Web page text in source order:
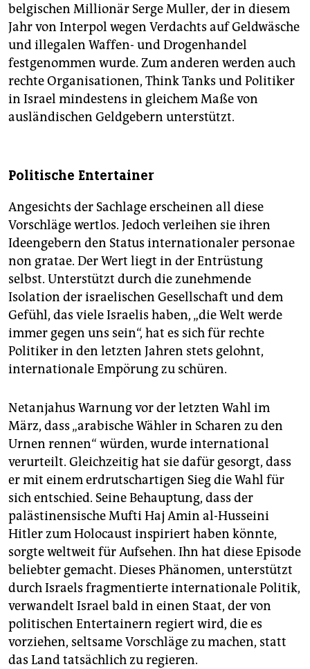
belgischen Millionär Serge Muller, der in diesem
Jahr von Interpol wegen Verdachts auf Geldwäsche
und illegalen Waffen- und Drogenhandel
festgenommen wurde. Zum anderen werden auch
rechte Organisationen, Think Tanks und Politiker
in Israel mindestens in gleichem Maße von
ausländischen Geldgebern unterstützt.
Politische Entertainer
Angesichts der Sachlage erscheinen all diese
Vorschläge wertlos. Jedoch verleihen sie ihren
Ideengebern den Status internationaler personae
non gratae. Der Wert liegt in der Entrüstung
selbst. Unterstützt durch die zunehmende
Isolation der israelischen Gesellschaft und dem
Gefühl, das viele Israelis haben, „die Welt werde
immer gegen uns sein“, hat es sich für rechte
Politiker in den letzten Jahren stets gelohnt,
internationale Empörung zu schüren.
Netanjahus Warnung vor der letzten Wahl im
März, dass „arabische Wähler in Scharen zu den
Urnen rennen“ würden, wurde international
verurteilt. Gleichzeitig hat sie dafür gesorgt, dass
er mit einem erdrutschartigen Sieg die Wahl für
sich entschied. Seine Behauptung, dass der
palästinensische Mufti Haj Amin al-Husseini
Hitler zum Holocaust inspiriert haben könnte,
sorgte weltweit für Aufsehen. Ihn hat diese Episode
beliebter gemacht. Dieses Phänomen, unterstützt
durch Israels fragmentierte internationale Politik,
verwandelt Israel bald in einen Staat, der von
politischen Entertainern regiert wird, die es
vorziehen, seltsame Vorschläge zu machen, statt
das Land tatsächlich zu regieren.